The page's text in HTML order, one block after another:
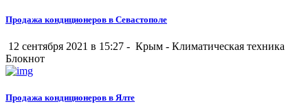
Продажа кондиционеров в Севастополе
12 сентября 2021 в 15:27 - Крым - Климатическая техника
Блокнот
Продажа кондиционеров в Ялте